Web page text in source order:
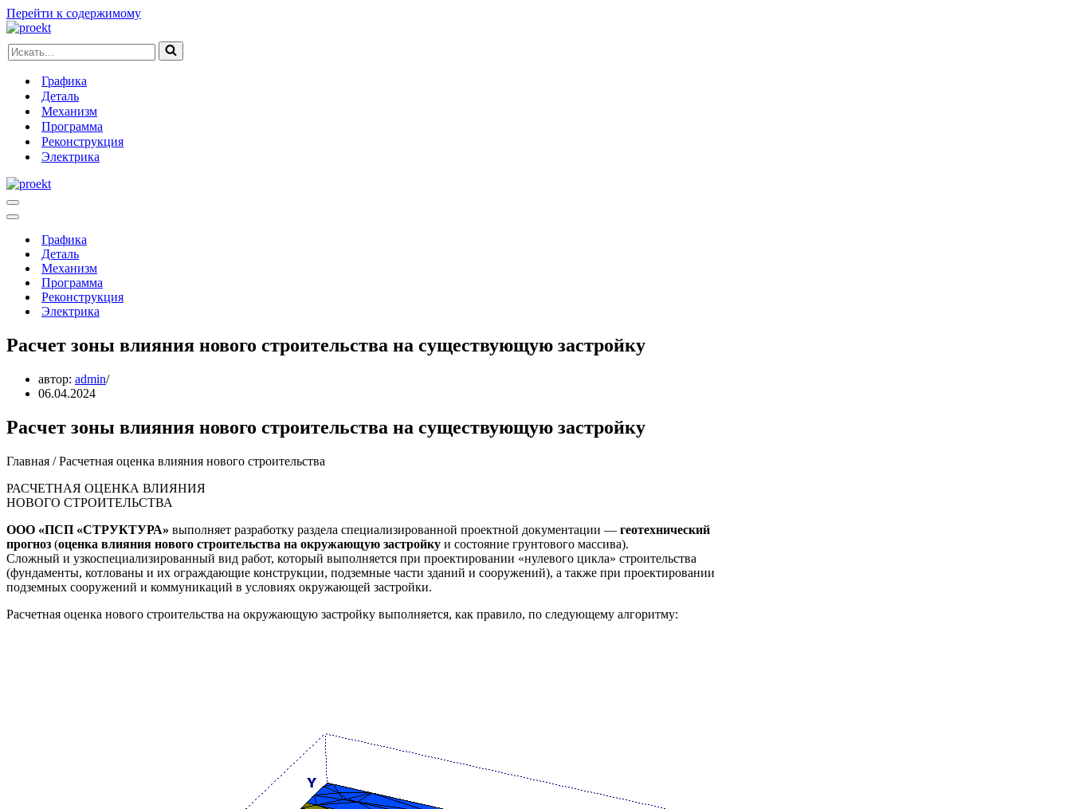
Перейти к содержимому
Искать...
Графика
Деталь
Механизм
Программа
Реконструкция
Электрика
Меню
навигации
Меню
навигацииГрафика
Деталь
Механизм
Программа
Реконструкция
Электрика
Расчет зоны влияния нового строительства на существующую застройку
автор: admin
06.04.2024
Расчет зоны влияния нового строительства на существующую застройку
Главная / Расчетная оценка влияния нового строительства
РАСЧЕТНАЯ ОЦЕНКА ВЛИЯНИЯ
НОВОГО СТРОИТЕЛЬСТВА
ООО «ПСП «СТРУКТУРА» выполняет разработку раздела специализированной проектной документации — геотехнический
прогноз (оценка влияния нового строительства на окружающую застройку и состояние грунтового массива).
Сложный и узкоспециализированный вид работ, который выполняется при проектировании «нулевого цикла» строительства
(фундаменты, котлованы и их ограждающие конструкции, подземные части зданий и сооружений), а также при проектировании
подземных сооружений и коммуникаций в условиях окружающей застройки.
Расчетная оценка нового строительства на окружающую застройку выполняется, как правило, по следующему алгоритму: